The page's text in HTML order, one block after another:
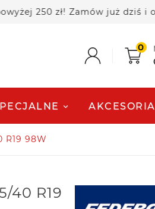
250 zł! Zamów już dziś i
0
AKCESORIA
R19 98W
40 R19